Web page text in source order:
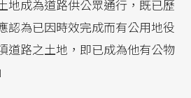
地成為道路供公眾通行，既已歷
認為已因時效完成而有公用地役
道路之土地，即已成為他有公物